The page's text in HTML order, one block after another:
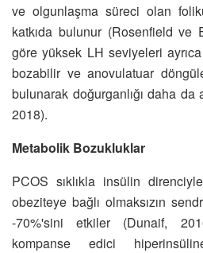
ve olgunlaşma süreci olan
katkıda bulunur (Rosenfield ve
göre yüksek LH seviyeleri
bozabilir ve anovulatuar
bulunarak doğurganlığı daha
2018).
Metabolik Bozukluklar
PCOS sıklıkla insülin
obeziteye bağlı olmaksızın
-70%'sini etkiler (Dunaif,
kompanse edici